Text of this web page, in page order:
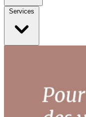
Services